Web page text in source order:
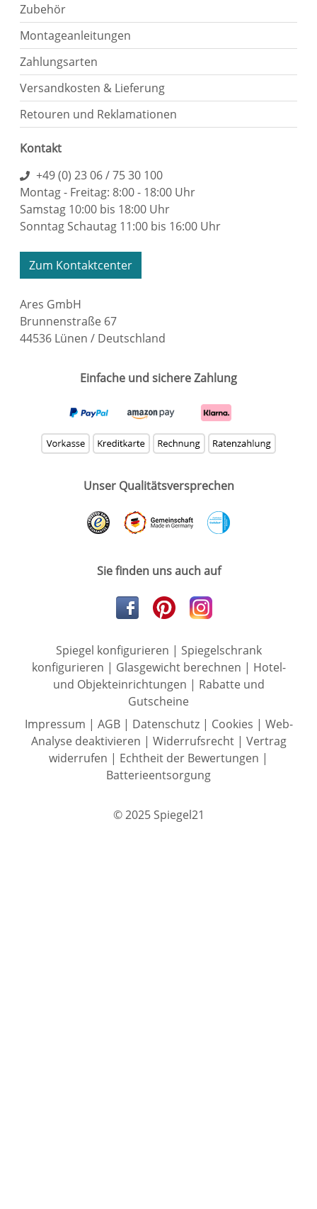
Zubehör
Montageanleitungen
Zahlungsarten
Versandkosten & Lieferung
Retouren und Reklamationen
Kontakt
+49 (0) 23 06 / 75 30 100
Montag - Freitag: 8:00 - 18:00 Uhr
Samstag 10:00 bis 18:00 Uhr
Sonntag Schautag 11:00 bis 16:00 Uhr
Zum Kontaktcenter
Ares GmbH
Brunnenstraße 67
44536 Lünen / Deutschland
Einfache und sichere Zahlung
Unser Qualitätsversprechen
Sie finden uns auch auf
Spiegel konfigurieren | Spiegelschrank
konfigurieren | Glasgewicht berechnen | Hotel-
und Objekteinrichtungen | Rabatte und
Gutscheine
Impressum | AGB| Datenschutz| Cookies | Web-
Analyse deaktivieren | Widerrufsrecht| Vertrag
widerrufen | Echtheit der Bewertungen |
Batterieentsorgung
© 2025 Spiegel21